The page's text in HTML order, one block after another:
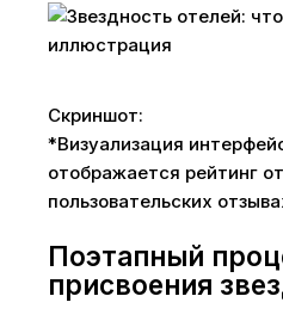
Скриншот:
*Визуализация
отображается рейтинг
пользовательских
Поэтапный
присвоения